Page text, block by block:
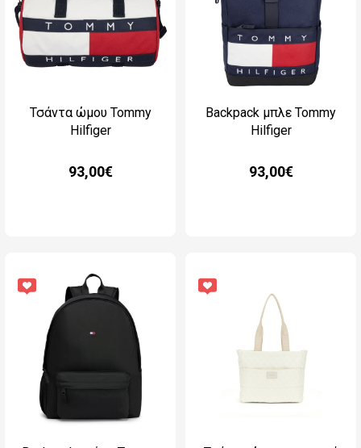
Τσάντα ώμου Tommy
Hilfiger
93,00€
Backpack μπλε Tommy
Hilfiger
93,00€